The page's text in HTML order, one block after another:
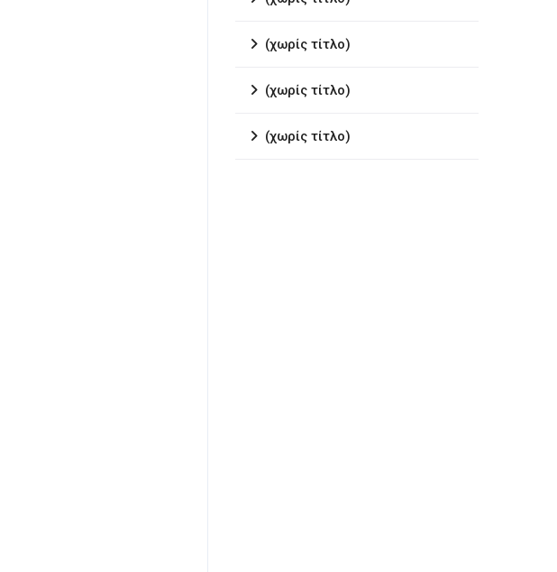
(χωρίς τίτλο)
(χωρίς τίτλο)
(χωρίς τίτλο)